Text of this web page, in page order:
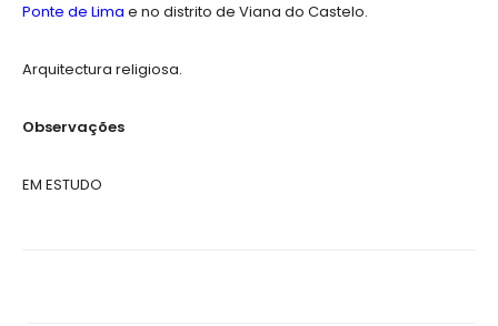
Ponte de Lima e no distrito de Viana do Castelo.
Arquitectura religiosa.
Observações
EM ESTUDO